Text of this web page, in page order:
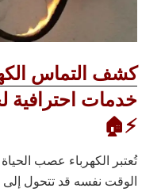
كشف التماس
خدمات احترافية
⚡🏠
تُعتبر الكهرباء عصب
الوقت نفسه قد تتحول إلى